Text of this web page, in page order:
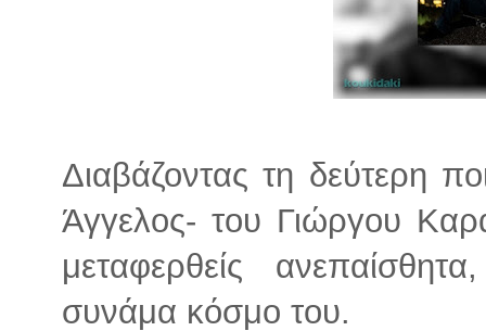
Διαβάζοντας τη δεύτερη
Άγγελος- του Γιώργου
μεταφερθείς
συνάμα κόσμο του.